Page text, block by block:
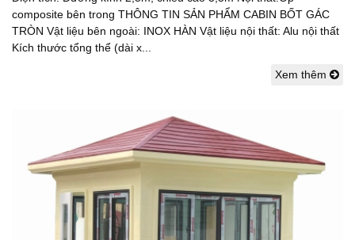
composite bên trong THÔNG TIN SẢN PHẨM CABIN BỐT GÁC
TRÒN Vật liệu bên ngoài: INOX HÀN Vật liệu nội thất: Alu nội thất
Kích thước tổng thể (dài x...
Xem thêm